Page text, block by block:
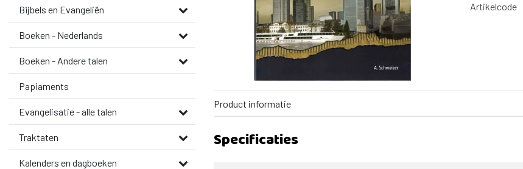
Bijbels en Evangeliën
Boeken - Nederlands
Boeken - Andere talen
Papiaments
Evangelisatie - alle talen
Traktaten
Kalenders en dagboeken
Artikelcode
Product informatie
Specificaties